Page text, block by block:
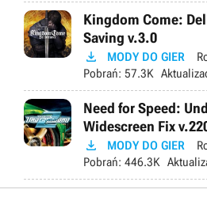
Kingdom Come:
Saving v.3.0
 MODY DO GIER
Pobrań: 57.3K
Need for Speed:
Widescreen Fix
 MODY DO GIER
Pobrań: 446.3K